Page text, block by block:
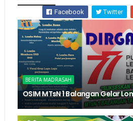
Facebook Twitter
BERITA MADRASAH
OSIM MTsN 1 Balangan Gelar